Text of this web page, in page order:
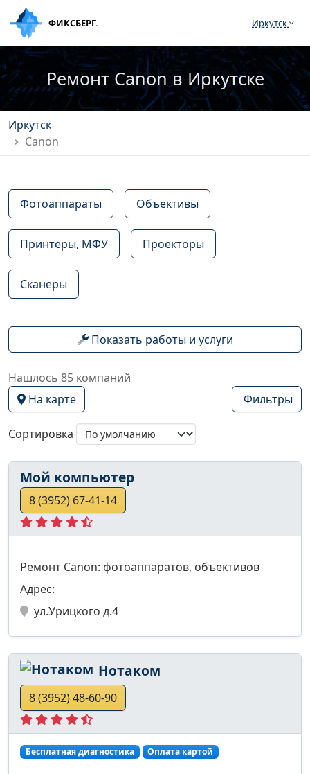
ФИКСБЕРГ. Иркутск
Ремонт Canon в Иркутске
Иркутск
Canon
Фотоаппараты Объективы
Принтеры, МФУ Проекторы
Сканеры
Показать работы и услуги
Нашлось 85 компаний
На карте
Фильтры
Сортировка
Мой компьютер
8 (3952) 67-41-14
Ремонт Canon: фотоаппаратов, объективов
Адрес:
ул.Урицкого д.4
Нотаком
8 (3952) 48-60-90
Бесплатная диагностика Оплата картой